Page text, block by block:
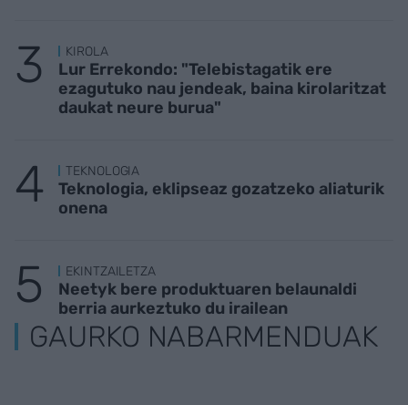
KIROLA
Lur Errekondo: "Telebistagatik ere
ezagutuko nau jendeak, baina kirolaritzat
daukat neure burua"
TEKNOLOGIA
Teknologia, eklipseaz gozatzeko aliaturik
onena
EKINTZAILETZA
Neetyk bere produktuaren belaunaldi
berria aurkeztuko du irailean
GAURKO NABARMENDUAK